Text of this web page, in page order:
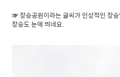
☞ 장승공원이라는 글씨가 인상적인 장
장승도 눈에 띄네요.